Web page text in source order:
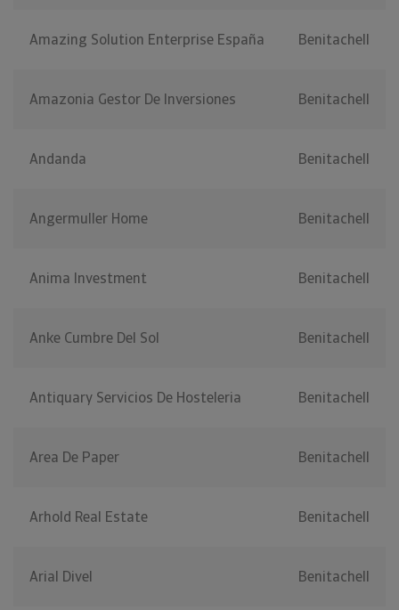
Amazing Solution Enterprise España Benitachell
Amazonia Gestor De Inversiones Benitachell
Andanda Benitachell
Angermuller Home Benitachell
Anima Investment Benitachell
Anke Cumbre Del Sol Benitachell
Antiquary Servicios De Hosteleria Benitachell
Area De Paper Benitachell
Arhold Real Estate Benitachell
Arial Divel Benitachell